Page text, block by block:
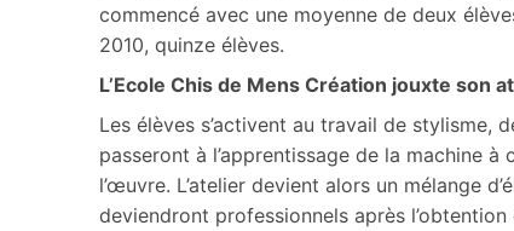
commencé avec une moyenne de deux
2010, quinze élèves.
L’Ecole Chis de Mens Création jouxte son
Les élèves s’activent au travail de stylisme,
passeront à l’apprentissage de la machine
l’œuvre. L’atelier devient alors un mélange
deviendront professionnels après